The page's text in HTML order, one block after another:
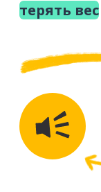
терять вес